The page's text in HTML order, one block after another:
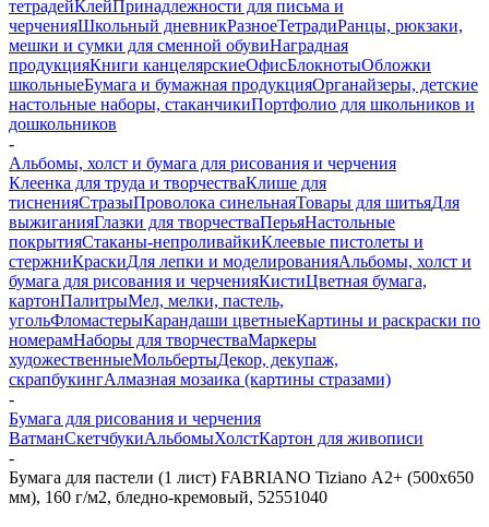
тетрадейКлейПринадлежности для письма и
черченияШкольный дневникРазноеТетрадиРанцы, рюкзаки,
мешки и сумки для сменной обувиНаградная
продукцияКниги канцелярскиеОфисБлокнотыОбложки
школьныеБумага и бумажная продукцияОрганайзеры, детские
настольные наборы, стаканчикиПортфолио для школьников и
дошкольников
-
Альбомы, холст и бумага для рисования и черчения
Клеенка для труда и творчестваКлише для
тисненияСтразыПроволока синельнаяТовары для шитьяДля
выжиганияГлазки для творчестваПерьяНастольные
покрытияСтаканы-непроливайкиКлеевые пистолеты и
стержниКраскиДля лепки и моделированияАльбомы, холст и
бумага для рисования и черченияКистиЦветная бумага,
картонПалитрыМел, мелки, пастель,
угольФломастерыКарандаши цветныеКартины и раскраски по
номерамНаборы для творчестваМаркеры
художественныеМольбертыДекор, декупаж,
скрапбукингАлмазная мозаика (картины стразами)
-
Бумага для рисования и черчения
ВатманСкетчбукиАльбомыХолстКартон для живописи
-
Бумага для пастели (1 лист) FABRIANO Tiziano А2+ (500х650
мм), 160 г/м2, бледно-кремовый, 52551040